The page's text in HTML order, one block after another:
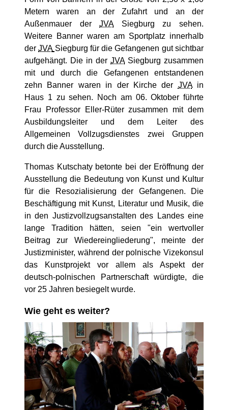
Metern waren an der Zufahrt und an der
Außenmauer derJVASiegburg zu sehen.
Weitere Banner waren am Sportplatz innerhalb
derJVA Siegburg für die Gefangenen gut sichtbar
aufgehängt. Die in der JVASiegburg zusammen
mit und durch die Gefangenen entstandenen
zehn Banner waren in der Kirche der JVAin
Haus 1 zu sehen. Noch am 06. Oktober führte
Frau Professor Eller-Rüter zusammen mit dem
Ausbildungsleiter und dem Leiter des
Allgemeinen Vollzugsdienstes zwei Gruppen
durch die Ausstellung.
Thomas Kutschaty betonte bei der Eröffnung der
Ausstellung die Bedeutung von Kunst und Kultur
für die Resozialisierung der Gefangenen. Die
Beschäftigung mit Kunst, Literatur und Musik, die
in den Justizvollzugsanstalten des Landes eine
lange Tradition hätten, seien "ein wertvoller
Beitrag zur Wiedereingliederung", meinte der
Justizminister, während der polnische Vizekonsul
das Kunstprojekt vor allem als Aspekt der
deutsch-polnischen Partnerschaft würdigte, die
vor 25 Jahren besiegelt wurde.
Wie geht es weiter?